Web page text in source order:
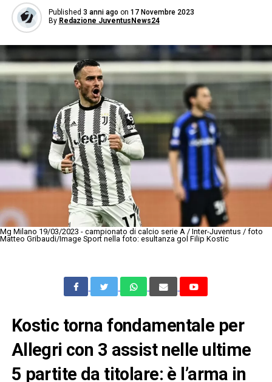
Published 3 anni ago on 17 Novembre 2023
By Redazione JuventusNews24
Mg Milano 19/03/2023 - campionato di calcio serie A / Inter-Juventus / foto
Matteo Gribaudi/Image Sport nella foto: esultanza gol Filip Kostic
Kostic torna fondamentale per
Allegri con 3 assist nelle ultime
5 partite da titolare: è l’arma in